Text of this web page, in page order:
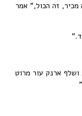
זה הכול," אמר
ושלף ארנק עור מרוט